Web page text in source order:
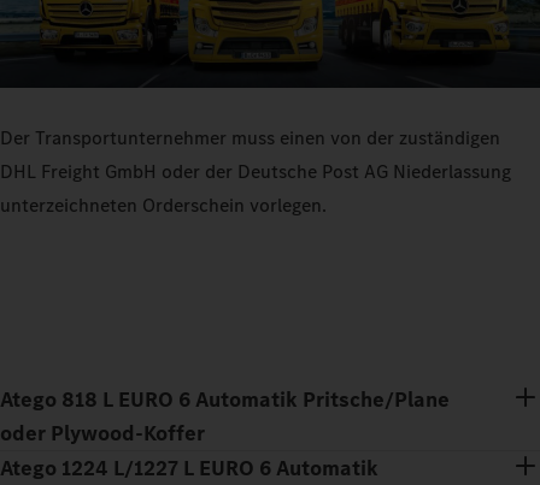
Der Transportunternehmer muss einen von der zuständigen
DHL Freight GmbH oder der Deutsche Post AG Niederlassung
unterzeichneten Orderschein vorlegen.
Atego 818 L EURO 6 Automatik Pritsche/Plane
oder Plywood-Koffer
Atego 1224 L/1227 L EURO 6 Automatik